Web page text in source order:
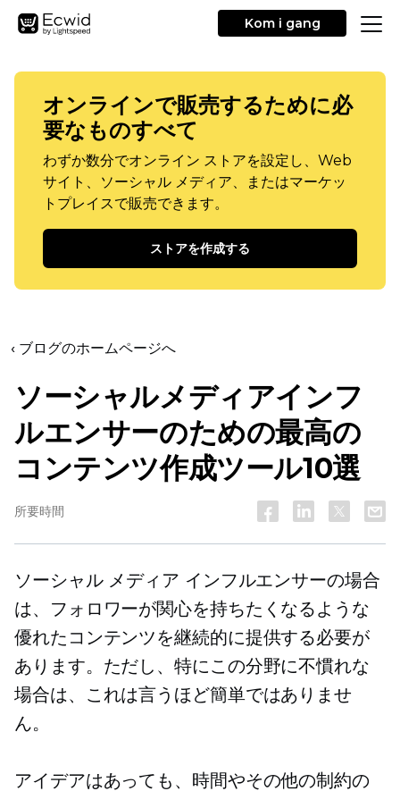
Kom i gang
オンラインで販売するために必
要なものすべて
わずか数分でオンライン ストアを設定し、Web
サイト、ソーシャル メディア、またはマーケッ
トプレイスで販売できます。
ストアを作成する
‹ ブログのホームページへ
ソーシャルメディアインフ
ルエンサーのための最高の
コンテンツ作成ツール10選
所要時間
ソーシャル メディア インフルエンサーの場合
は、フォロワーが関心を持ちたくなるような
優れたコンテンツを継続的に提供する必要が
あります。ただし、特にこの分野に不慣れな
場合は、これは言うほど簡単ではありませ
ん。
アイデアはあっても、時間やその他の制約の